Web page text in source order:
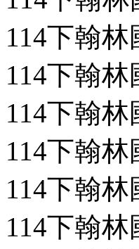
114下翰
114下翰
114下翰
114下翰
114下翰
114下翰